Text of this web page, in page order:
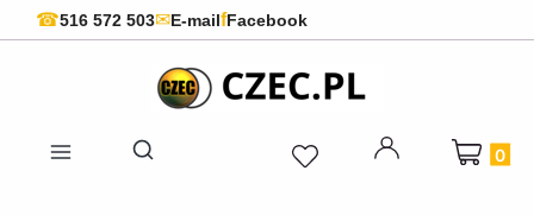
☎516 572 503✉E-mailfFacebook
Otwórz wyszukiwarkę
Produkty